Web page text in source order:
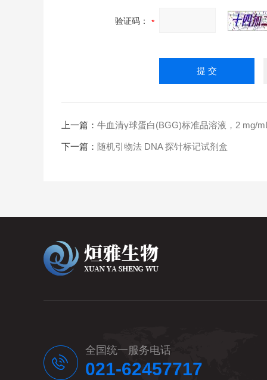
验证码：
上一篇： 牛血清γ球蛋白(BGG)标准品溶液，2 mg/
下一篇： 随机引物法 DNA 探针标记试剂盒
全国统一服务电话
021-62457717